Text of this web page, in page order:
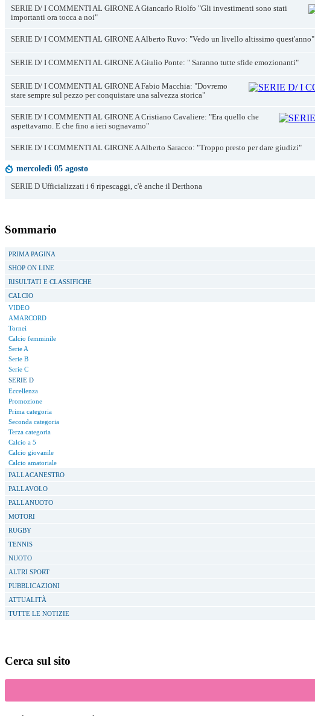
SERIE D/ I COMMENTI AL GIRONE A Giancarlo Riolfo "Gli investimenti sono stati
importanti ora tocca a noi"
SERIE D/ I COMMENTI AL GIRONE A Alberto Ruvo: "Vedo un livello altissimo quest'anno"
SERIE D/ I COMMENTI AL GIRONE A Giulio Ponte: " Saranno tutte sfide emozionanti"
SERIE D/ I COMMENTI AL GIRONE A Fabio Macchia: "Dovremo
stare sempre sul pezzo per conquistare una salvezza storica"
SERIE D/ I COMMENTI AL GIRONE A Cristiano Cavaliere: "Era quello che
aspettavamo. E che fino a ieri sognavamo"
SERIE D/ I COMMENTI AL GIRONE A Alberto Saracco: "Troppo presto per dare giudizi"
mercoledì 05 agosto
SERIE D Ufficializzati i 6 ripescaggi, c'è anche il Derthona
Sommario
PRIMA PAGINA
SHOP ON LINE
RISULTATI E CLASSIFICHE
CALCIO
VIDEO
AMARCORD
Tornei
Calcio femminile
Serie A
Serie B
Serie C
SERIE D
Eccellenza
Promozione
Prima categoria
Seconda categoria
Terza categoria
Calcio a 5
Calcio giovanile
Calcio amatoriale
PALLACANESTRO
PALLAVOLO
PALLANUOTO
MOTORI
RUGBY
TENNIS
NUOTO
ALTRI SPORT
PUBBLICAZIONI
ATTUALITÀ
TUTTE LE NOTIZIE
Cerca sul sito